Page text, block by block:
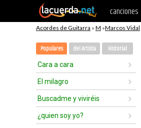
canciones
Acordes de Guitarra » M »Marcos Vidal
Populares del Artista Historial
Cara a cara
El milagro
Buscadme y viviréis
¿quien soy yo?